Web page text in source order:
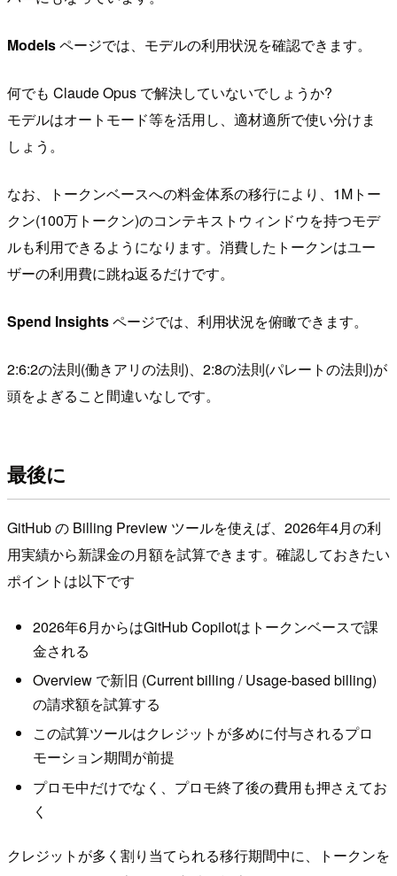
Modelsページでは、モデルの利用状況を確認できます。
何でも Claude Opus で解決していないでしょうか?
モデルはオートモード等を活用し、適材適所で使い分けま
しょう。
なお、トークンベースへの料金体系の移行により、1Mトー
クン(100万トークン)のコンテキストウィンドウを持つモデ
ルも利用できるようになります。消費したトークンはユー
ザーの利用費に跳ね返るだけです。
Spend Insightsページでは、利用状況を俯瞰できます。
2:6:2の法則(働きアリの法則)、2:8の法則(パレートの法則)が
頭をよぎること間違いなしです。
最後に
GitHub の Billing Preview ツールを使えば、2026年4月の利
用実績から新課金の月額を試算できます。確認しておきたい
ポイントは以下です
2026年6月からはGitHub Copilotはトークンベースで課
金される
Overview で新旧 (Current billing / Usage-based billing)
の請求額を試算する
この試算ツールはクレジットが多めに付与されるプロ
モーション期間が前提
プロモ中だけでなく、プロモ終了後の費用も押さえてお
く
クレジットが多く割り当てられる移行期間中に、トークンを